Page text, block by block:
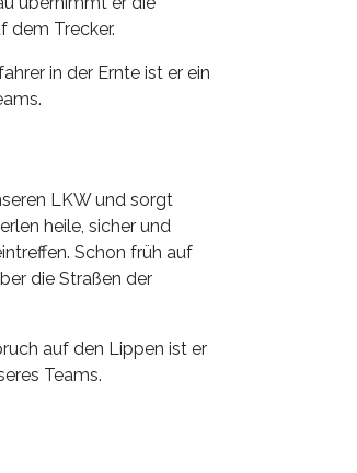
LKW und sorgt
heile, sicher und
Schon früh auf
die Straßen der
auf den Lippen ist er
Teams.
dem Trecker.
in der Ernte ist er ein